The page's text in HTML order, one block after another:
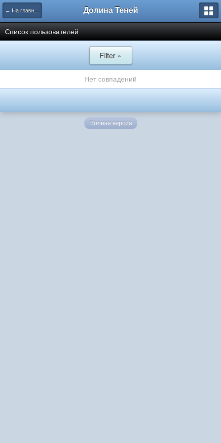
← На главную Долина Теней
Список пользователей
Filter »
Нет совпадений
Полная версия